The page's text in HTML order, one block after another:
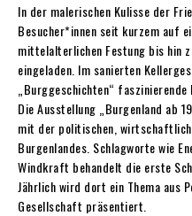
In der malerischen Kulisse der
Besucher*innen seit kurzem auf
mittelalterlichen Festung bis hin
eingeladen. Im sanierten
„Burggeschichten“
Die Ausstellung „Burgenland ab
mit der politischen,
Burgenlandes. Schlagworte wie
Windkraft behandelt die erste
Jährlich wird dort ein Thema
Gesellschaft präsentiert.